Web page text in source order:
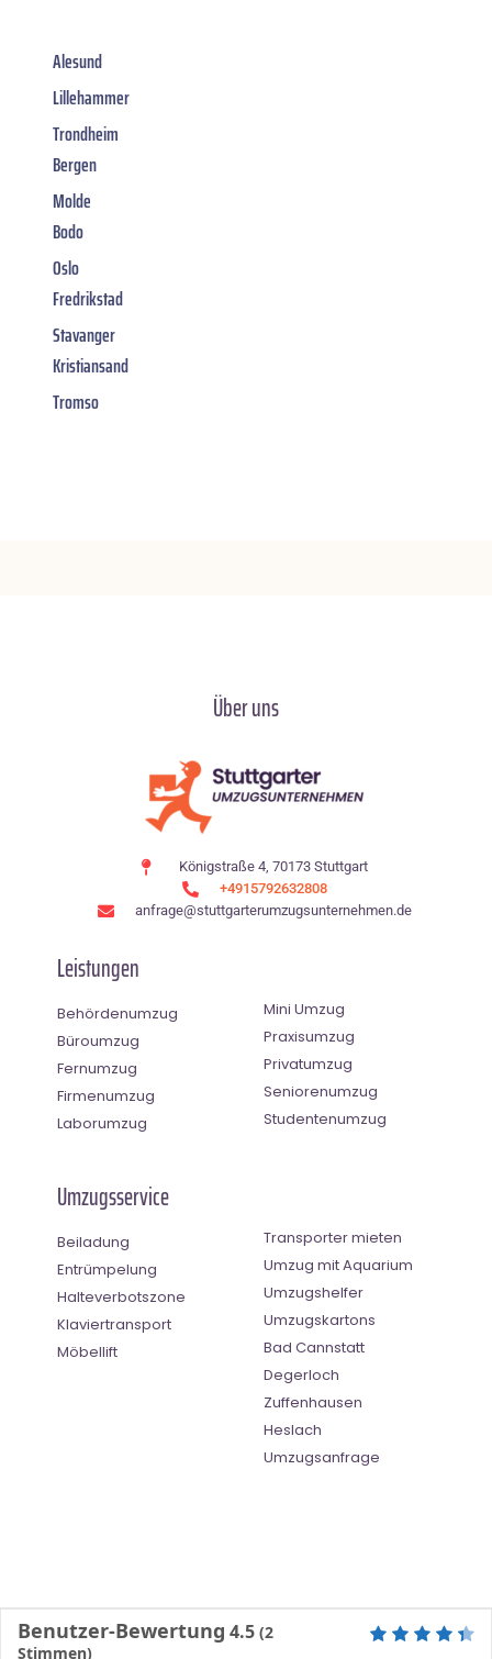
Alesund
Lillehammer
Trondheim
Bergen
Molde
Bodo
Oslo
Fredrikstad
Stavanger
Kristiansand
Tromso
Über uns
Königstraße 4, 70173 Stuttgart
+4915792632808
anfrage@stuttgarterumzugsunternehmen.de
Leistungen
Behördenumzug
Büroumzug
Fernumzug
Firmenumzug
Laborumzug
Mini Umzug
Praxisumzug
Privatumzug
Seniorenumzug
Studentenumzug
Umzugsservice
Beiladung
Entrümpelung
Halteverbotszone
Klaviertransport
Möbellift
Transporter mieten
Umzug mit Aquarium
Umzugshelfer
Umzugskartons
Bad Cannstatt
Degerloch
Zuffenhausen
Heslach
Umzugsanfrage
Benutzer-Bewertung 4.5 (2
Stimmen)